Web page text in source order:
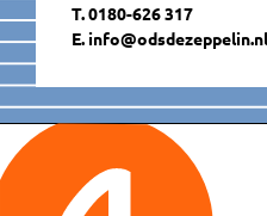
T. 0180-626 317
E. info@odsdezeppelin.nl